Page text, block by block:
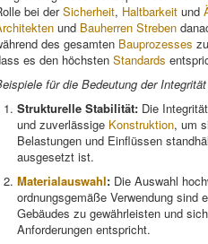
bei derSicherheit, Haltbarkeit und
und Bauherren Streben
des gesamten Bauprozesses
es den höchsten Standards
für die Bedeutung der
Strukturelle Stabilität: Die
und zuverlässige Konstruktion, um
Belastungen und Einflüssen
ausgesetzt ist.
Materialauswahl: Die Auswahl
ordnungsgemäße Verwendung sind
Gebäudes zu gewährleisten und
Anforderungen entspricht.